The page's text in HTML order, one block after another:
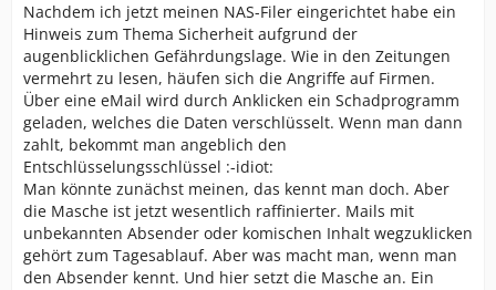
Nachdem ich jetzt meinen NAS-Filer eingerichtet habe ein
Hinweis zum Thema Sicherheit aufgrund der
augenblicklichen Gefährdungslage. Wie in den Zeitungen
vermehrt zu lesen, häufen sich die Angriffe auf Firmen.
Über eine eMail wird durch Anklicken ein Schadprogramm
geladen, welches die Daten verschlüsselt. Wenn man dann
zahlt, bekommt man angeblich den
Entschlüsselungsschlüssel :-idiot:
Man könnte zunächst meinen, das kennt man doch. Aber
die Masche ist jetzt wesentlich raffinierter. Mails mit
unbekannten Absender oder komischen Inhalt wegzuklicken
gehört zum Tagesablauf. Aber was macht man, wenn man
den Absender kennt. Und hier setzt die Masche an. Ein